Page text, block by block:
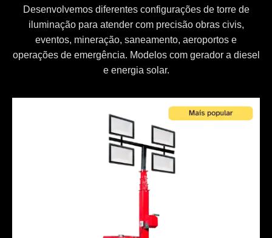
Desenvolvemos diferentes configurações de torre de
iluminação para atender com precisão obras civis,
eventos, mineração, saneamento, aeroportos e
operações de emergência. Modelos com gerador a diesel
e energia solar.